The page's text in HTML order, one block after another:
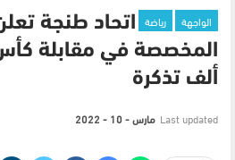
الواجهة رياضة اتحاد طنجة
ألف تذكرة
Last updated مارس - 10 - 2022